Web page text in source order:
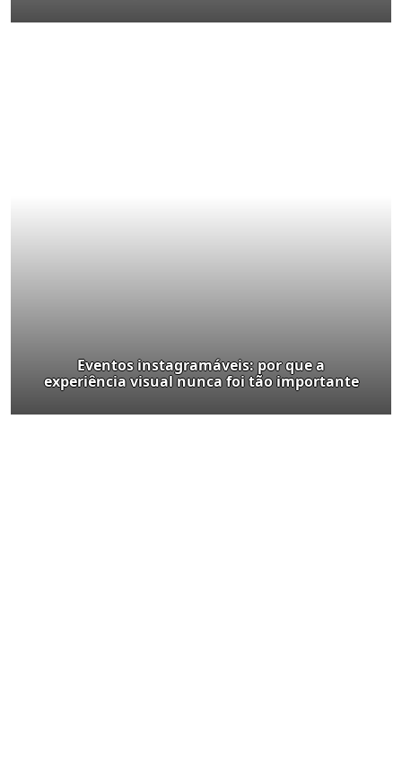
Eventos instagramáveis: por que a
experiência visual nunca foi tão importante